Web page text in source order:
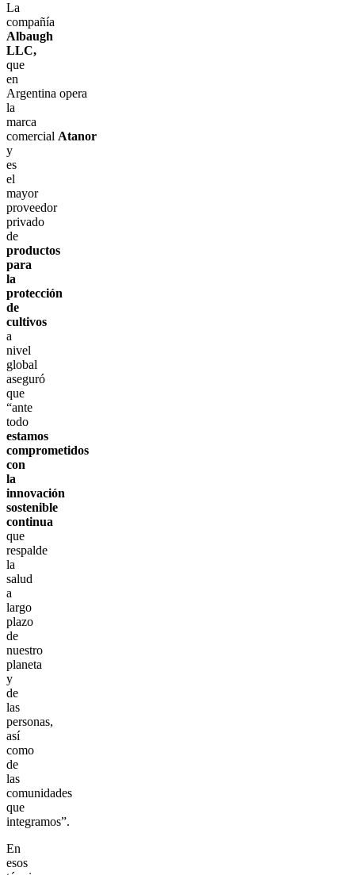
La
compañía
Albaugh
LLC,
que
en
Argentina opera
la
marca
comercial Atanor
y
es
el
mayor
proveedor
privado
de
productos
para
la
protección
de
cultivos
a
nivel
global
aseguró
que
“ante
todo
estamos
comprometidos
con
la
innovación
sostenible
continua
que
respalde
la
salud
a
largo
plazo
de
nuestro
planeta
y
de
las
personas,
así
como
de
las
comunidades
que
integramos”.
En
esos